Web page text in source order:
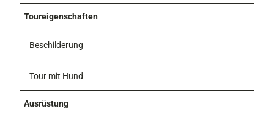
Toureigenschaften
Beschilderung
Tour mit Hund
Ausrüstung